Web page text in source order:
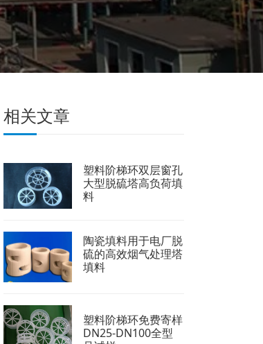
相关文章
塑料阶梯环双层窗孔
大型脱硫塔高负荷填
料
陶瓷填料用于电厂脱
硫的高效烟气处理塔
填料
塑料阶梯环免费寄样
DN25-DN100全型